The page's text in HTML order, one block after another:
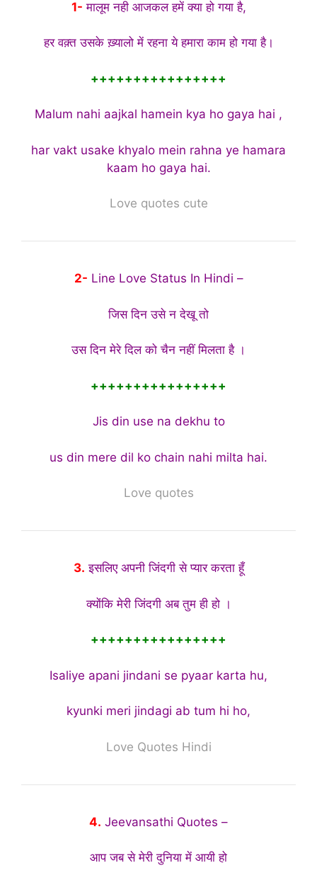
1- मालूम नही आजकल हमें क्या हो गया है,
हर वक़्त उसके ख़्यालो में रहना ये हमारा काम हो गया है।
++++++++++++++++
Malum nahi aajkal hamein kya ho gaya hai ,
har vakt usake khyalo mein rahna ye hamara
kaam ho gaya hai.
Love quotes cute
2- Line Love Status In Hindi –
जिस दिन उसे न देखू तो
उस दिन मेरे दिल को चैन नहीं मिलता है ।
++++++++++++++++
Jis din use na dekhu to
us din mere dil ko chain nahi milta hai.
Love quotes
3. इसलिए अपनी जिंदगी से प्यार करता हूँ
क्योंकि मेरी जिंदगी अब तुम ही हो ।
++++++++++++++++
Isaliye apani jindani se pyaar karta hu,
kyunki meri jindagi ab tum hi ho,
Love Quotes Hindi
4. Jeevansathi Quotes –
आप जब से मेरी दुनिया में आयी हो